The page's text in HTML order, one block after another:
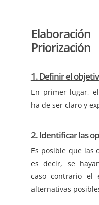
Priorización
1. Definir el
En primer lugar,
ha de ser claro y
2. Identificar las
Es posible que las
es decir, se
caso contrario el
alternativas